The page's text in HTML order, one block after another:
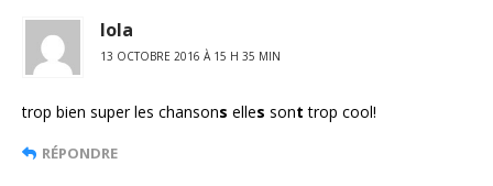
lola
13 OCTOBRE 2016 À 15 H 35 MIN
trop bien super les chansons elles sont trop cool!
RÉPONDRE